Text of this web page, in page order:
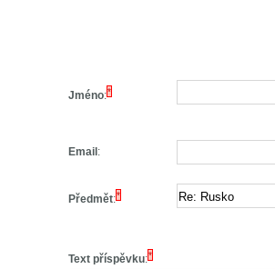
Jméno:*
Email :
Předmět:*
Text příspěvku:*